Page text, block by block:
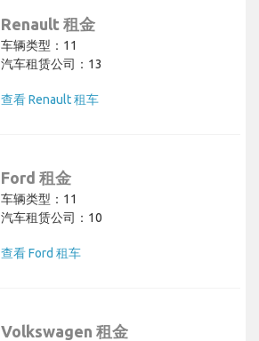
Renault 租金
车辆类型：11
汽车租赁公司：13
查看 Renault 租车
Ford 租金
车辆类型：11
汽车租赁公司：10
查看 Ford 租车
Volkswagen 租金